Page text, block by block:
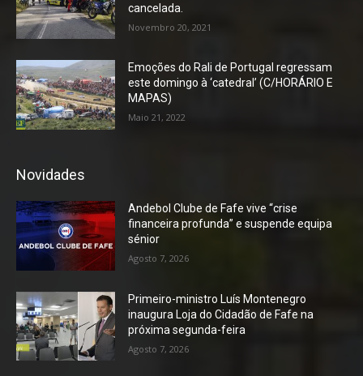
cancelada.
Novembro 20, 2021
Emoções do Rali de Portugal regressam
este domingo à ‘catedral’ (C/HORÁRIO E
MAPAS)
Maio 21, 2022
Novidades
Andebol Clube de Fafe vive “crise
financeira profunda” e suspende equipa
sénior
Agosto 7, 2026
Primeiro-ministro Luís Montenegro
inaugura Loja do Cidadão de Fafe na
próxima segunda-feira
Agosto 7, 2026